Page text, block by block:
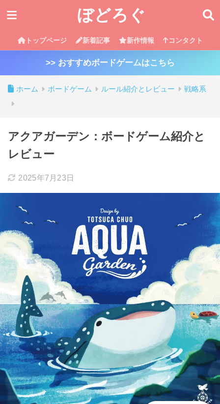
ぼどろぐ
トップページ 新着記事 新作情報 コンタクト
>> おすすめボードゲームはこちら
ホーム ボードゲーム ルール紹介とレビュー 戦略系
アクアガーデン：ボードゲーム紹介と
レビュー
2025年7月23日